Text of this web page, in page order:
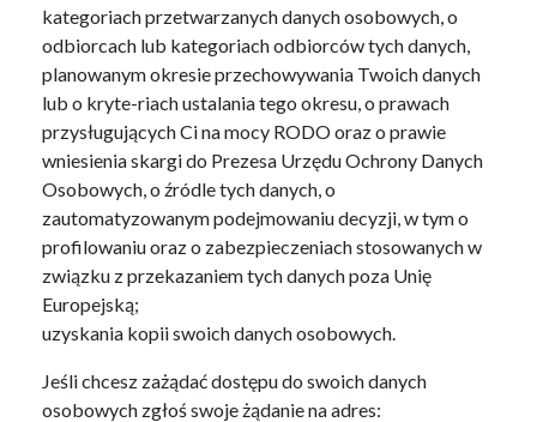
kategoriach przetwarzanych danych osobowych, o
odbiorcach lub kategoriach odbiorców tych danych,
planowanym okresie przechowywania Twoich danych
lub o kryte-riach ustalania tego okresu, o prawach
przysługujących Ci na mocy RODO oraz o prawie
wniesienia skargi do Prezesa Urzędu Ochrony Danych
Osobowych, o źródle tych danych, o
zautomatyzowanym podejmowaniu decyzji, w tym o
profilowaniu oraz o zabezpieczeniach stosowanych w
związku z przekazaniem tych danych poza Unię
Europejską;
uzyskania kopii swoich danych osobowych.
Jeśli chcesz zażądać dostępu do swoich danych
osobowych zgłoś swoje żądanie na adres: